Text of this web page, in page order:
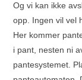
Og vi kan ikke
opp. Ingen vil vel
Her kommer
i pant, nesten ni
pantesystemet.